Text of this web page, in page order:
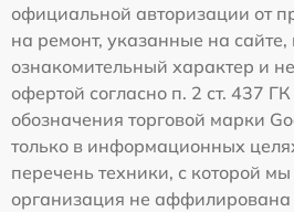
официальной авторизации от
на ремонт, указанные на сайте,
ознакомительный характер и
офертой согласно п. 2 ст. 437
обозначения торговой марки
только в информационных
перечень техники, с которой
организация не аффилирована